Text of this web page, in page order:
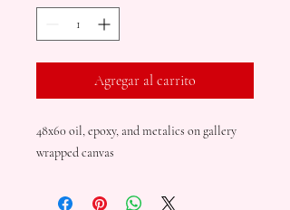
Agregar al carrito
48x60 oil, epoxy, and metalics on gallery
wrapped canvas